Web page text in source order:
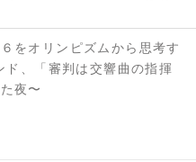
をオリンピズムから思考す
、「審判は交響曲の指揮
夜〜